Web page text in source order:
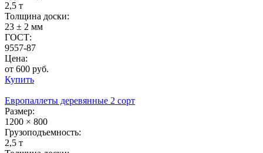
2,5 т
Толщина доски:
23 ± 2 мм
ГОСТ:
9557-87
Цена:
от 600 руб.
Купить
Европаллеты деревянные 2 сорт
Размер:
1200 × 800
Грузоподъемность:
2,5 т